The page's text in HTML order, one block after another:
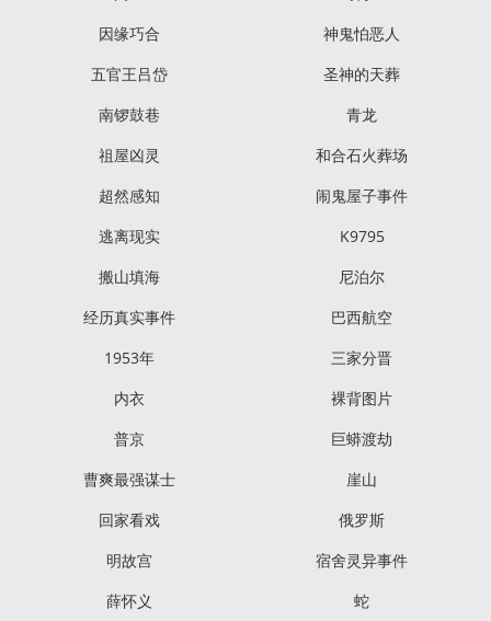
因缘巧合
神鬼怕恶人
五官王吕岱
圣神的天葬
南锣鼓巷
青龙
祖屋凶灵
和合石火葬场
超然感知
闹鬼屋子事件
逃离现实
K9795
搬山填海
尼泊尔
经历真实事件
巴西航空
1953年
三家分晋
内衣
裸背图片
普京
巨蟒渡劫
曹爽最强谋士
崖山
回家看戏
俄罗斯
明故宫
宿舍灵异事件
薛怀义
蛇